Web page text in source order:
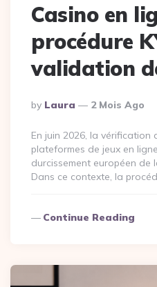
Casino en
procédure
validation
Posted
By
By Laura 2 Mois Ago
En juin 2026, la vérification
plateformes de jeux en
durcissement européen de
Dans ce contexte, la
Continue Reading